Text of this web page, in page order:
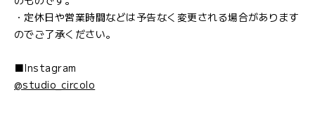
・定休日や営業時間などは予告なく変更される場合があります
のでご了承ください。
■Instagram
@studio_circolo